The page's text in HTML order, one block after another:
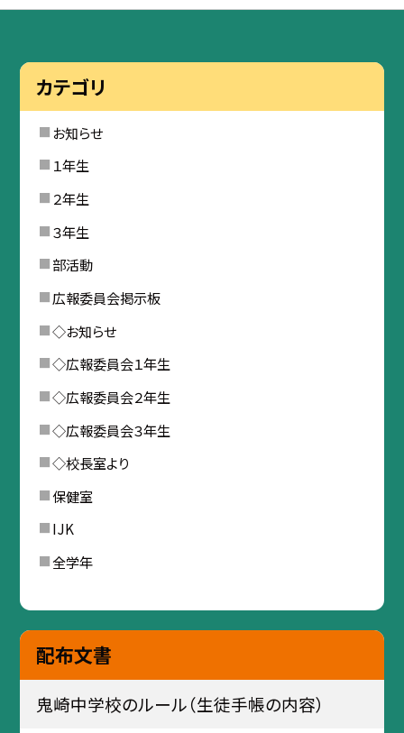
カテゴリ
お知らせ
１年生
２年生
３年生
部活動
広報委員会掲示板
◇お知らせ
◇広報委員会１年生
◇広報委員会２年生
◇広報委員会３年生
◇校長室より
保健室
IJK
全学年
配布文書
鬼崎中学校のルール（生徒手帳の内容）